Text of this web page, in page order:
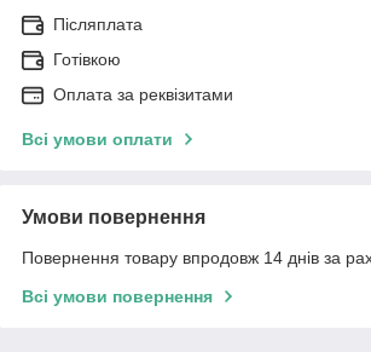
Післяплата
Готівкою
Оплата за реквізитами
Всі умови оплати
Умови повернення
Повернення товару впродовж 14 днів за
Всі умови повернення